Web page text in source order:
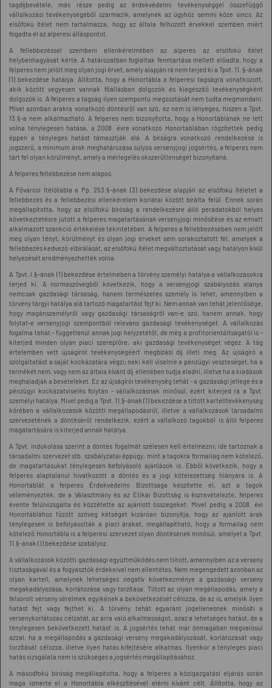
tagdíjbevétele, más része pedig az érdekvédelmi tevékenységgel összefüggő
vállalkozási tevékenységéből származik, amelynek az ügyhöz semmi köze sincs. Az
elsőfokú ítélet nem tartalmazza, hogy az általa felhozott érvekkel szemben miért
fogadta el az alperesi álláspontot.
A fellebbezéssel szembeni ellenkérelmében az alperes az elsőfokú ítélet
helybenhagyását kérte. A határozatban foglaltak fenntartása mellett előadta, hogy a
felperes nem jelölt meg olyan jogi érvet, amely alapján rá nem terjed ki a Tpvt. 11. §-ának
(1) bekezdése hatálya. Állította, hogy a Honortábla a felperesi tagságra vonatkozott,
akik között vegyesen vannak főállásban dolgozók és kiegészítő tevékenységként
dolgozók is. A felperes a tagság ilyen szempontú megosztását nem tudta megmondani.
Mivel azonban árakra vonatkozó döntésről van szó, ez nem is lényeges, hiszen a Tpvt.
13.§-a nem alkalmazható. A felperes nem bizonyította, hogy a Honortáblának ne lett
volna ténylegesen hatása, a 2008. évre vonatkozó Honortáblában rögzítettek pedig
éppen a tényleges hatást támasztják alá. A bírságra vonatkozó rendelkezése is
jogszerű, a minimum árak meghatározása súlyos versenyjogi jogsértés, a felperes nem
tárt fel olyan körülményt, amely a mérlegelés okszerűtlenségét bizonyítaná.
A felperes fellebbezése nem alapos.
A Fővárosi Ítélőtábla a Pp. 253.§-ának (3) bekezdése alapján az elsőfokú ítéletet a
fellebbezés és a fellebbezési ellenkérelem korlátai között bírálta felül. Ennek során
megállapította, hogy az elsőfokú bíróság a rendelkezésre álló peradatokból helyes
következtetésre jutott a felperes magatartásának versenyjogi minősítése és az emiatt
alkalmazott szankció értékelése tekintetében. A felperes a fellebbezésében nem jelölt
meg olyan tényt, körülményt és olyan jogi érveket sem sorakoztatott fel, amelyek a
fellebbezés kedvező elbírálását, az elsőfokú ítélet megváltoztatását vagy hatályon kívül
helyezését eredményezhették volna.
A Tpvt. l.§-ának (1) bekezdése értelmében a törvény személyi hatálya a vállalkozásokra
terjed ki. A normaszövegből következik, hogy a versenyjogi szabályozás alanya
nemcsak gazdasági társaság, hanem természetes személy is lehet, amennyiben a
törvény tárgyi hatálya alá tartozó magatartást fejt ki. Nem annak van tehát jelentősége,
hogy magánszemélyről vagy gazdasági társaságról van-e szó, hanem annak, hogy
folytat-e versenyjogi szempontból releváns gazdasági tevékenységet. A vállalkozás
fogalma tehát - függetlenül annak jogi helyzetétől, de még a profitorientáltságától is -
kiterjed minden olyan piaci szereplőre, aki gazdasági tevékenységet végez. A tág
értelemben vett újságírót tevékenységéért megbízási díj illeti meg. Az újságíró a
szolgáltatást a saját kockázatára végzi; neki kell viselnie a pénzügyi veszteséget, ha a
termékét nem, vagy nem az általa kívánt díj ellenében tudja eladni, illetve ha a kiadások
meghaladják a bevételeket. Ez az újságírói tevékenység tehát - a gazdasági jellege és a
pénzügyi kockázatviselés folytán - vállalkozásnak minősül, ezért kiterjed rá a Tpvt.
személyi hatálya. Mivel pedig a Tpvt. 11.§-ának (1) bekezdése a tiltott kartelltevékenység
körében a vállalkozások közötti megállapodásról, illetve a vállalkozások társadalmi
szervezetének a döntéséről rendelkezik, ezért a vállalkozó tagokból is álló felperes
magatartására is kiterjed annak hatálya.
A Tpvt. indokolása szerint a döntés fogalmát szélesen kell értelmezni; ide tartoznak a
társadalmi szervezet stb. szabályzatai éppúgy, mint a tagokra formailag nem kötelező,
de magatartásukat ténylegesen befolyásoló ajánlások is. Ebből következik, hogy a
felperes alaptalanul hivatkozott a döntés és a jogi kötelezettség hiányára is. A
Honortáblát a felperes Érdekvédelmi Bizottsága készítette el, azt a tagok
véleményezték, de a Választmány és az Etikai Bizottság is észrevételezte, felperes
évente felülvizsgálta és közzétette az ajánlott összegeket. Mivel pedig a 2008. évi
Honortáblához fűzött szöveg kétséget kizáróan bizonyítja, hogy az ajánlott árak
ténylegesen is befolyásolták a piaci árakat, megállapítható, hogy a formailag nem
kötelező Honortábla is a felperesi szervezet olyan döntésének minősül, amelyet a Tpvt.
11.§-ának (1) bekezdése szabályoz.
A vállalkozások közötti gazdasági együttműködés nem tiltott, amennyiben az a verseny
tisztaságával és a fogyasztók érdekeivel nem ellentétes. Nem megengedett azonban az
olyan kartell, amelynek lehetséges negatív következménye a gazdasági verseny
megakadályozása, korlátozása vagy torzítása. Tiltott az olyan megállapodás, amely a
felsorolt verseny sérelmek egyikének a bekövetkezését célozza, de az is, amelyik ilyen
hatást fejt vagy fejthet ki. A törvény tehát egyaránt jogellenesnek minősíti a
versenykorlátozás célzatát, az arra való alkalmasságot, azaz a lehetséges hatást, de a
ténylegesen bekövetkezett hatást is. A jogsértés tehát már önmagában megvalósul
azzal, ha a megállapodás a gazdasági verseny megakadályozását, korlátozását vagy
torzítását célozza, illetve ilyen hatás kifejtésére alkalmas. Ilyenkor a tényleges piaci
hatás vizsgálata nem is szükséges a jogsértés megállapításához.
A másodfokú bíróság megállapította, hogy a felperes a közigazgatási eljárás során
maga ismerte el a Honortábla elkészítésével elérni kívánt célt. Állította, hogy az